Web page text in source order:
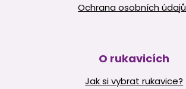
Ochrana osobních údajů
O rukavicích
Jak si vybrat rukavice?